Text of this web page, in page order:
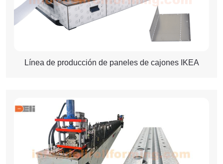
Línea de producción de paneles de cajones IKEA